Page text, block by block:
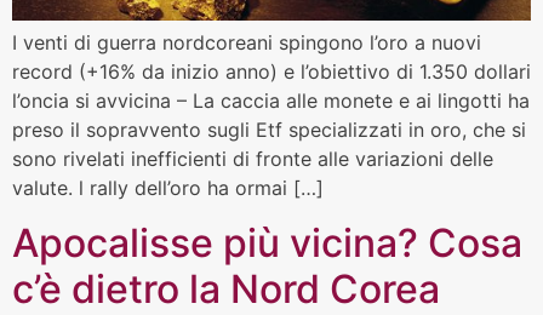
I venti di guerra nordcoreani spingono l’oro a nuovi
record (+16% da inizio anno) e l’obiettivo di 1.350 dollari
l’oncia si avvicina – La caccia alle monete e ai lingotti ha
preso il sopravvento sugli Etf specializzati in oro, che si
sono rivelati inefficienti di fronte alle variazioni delle
valute. l rally dell’oro ha ormai […]
Apocalisse più vicina? Cosa
c’è dietro la Nord Corea